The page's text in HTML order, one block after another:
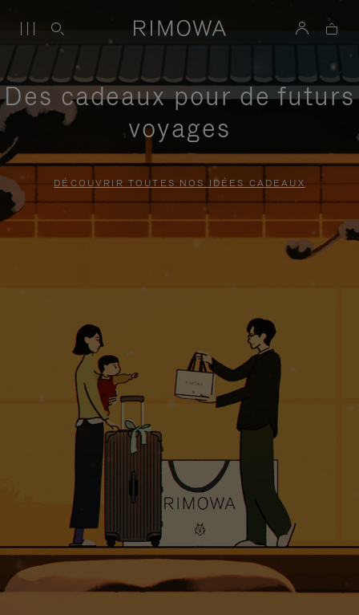
Des cadeaux pour de futurs
voyages
DÉCOUVRIR TOUTES NOS IDÉES CADEAUX